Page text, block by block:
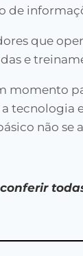
de
que
e
momento
tecnologia
não